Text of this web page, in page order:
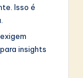
Isso é
insights